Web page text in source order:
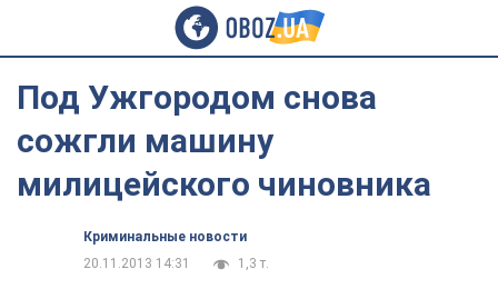
Под Ужгородом снова
сожгли машину
милицейского чиновника
Криминальные новости
20.11.2013 14:31
1,3 т.